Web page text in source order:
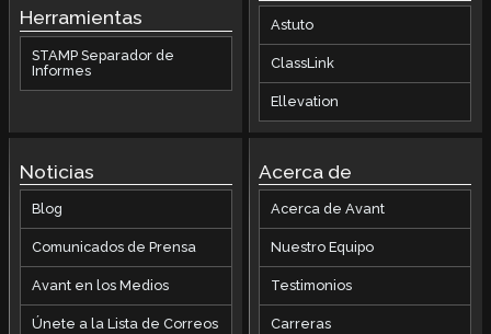
Herramientas
STAMP Separador de
Informes
Astuto
ClassLink
Ellevation
Noticias
Blog
Comunicados de Prensa
Avant en los Medios
Únete a la Lista de Correos
Acerca de
Acerca de Avant
Nuestro Equipo
Testimonios
Carreras